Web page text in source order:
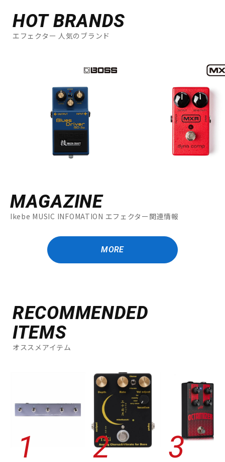
HOT BRANDS
エフェクター 人気のブランド
MAGAZINE
Ikebe MUSIC INFOMATION エフェクター関連情報
MORE
RECOMMENDED
ITEMS
オススメアイテム